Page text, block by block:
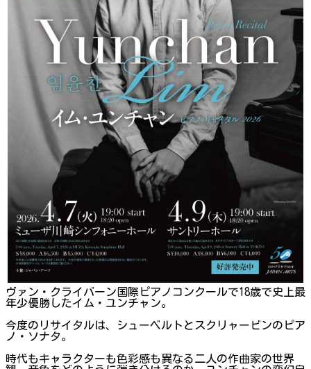
ヴァン・クライバーン国際ピアノコンクール​で18歳で史上最
年少優勝した​イム・ユンチャン。
今度のリサイタルは、シューベルトとスクリャービンのピア
ノ・ソナタ。
時代もキャラクターも色彩感も異なる二人の作曲家の世界